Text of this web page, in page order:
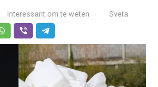
Interessant om te weten Sveta